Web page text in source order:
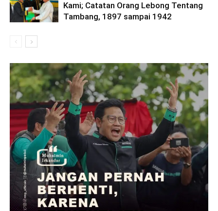
Kami; Catatan Orang Lebong Tentang
Tambang, 1897 sampai 1942